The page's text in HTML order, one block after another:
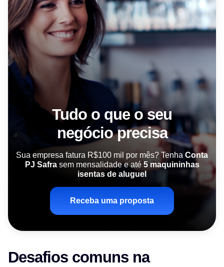
Tudo o que o seu
negócio precisa
Sua empresa fatura R$100 mil por mês? Tenha Conta
PJ Safrasem mensalidade e até 5 maquininhas
isentas de aluguel
Receba uma proposta
Desafios comuns na